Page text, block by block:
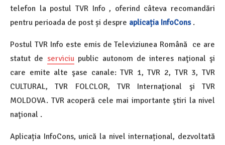
telefon la postul TVR Info , oferind câteva recomandări
pentru perioada de post și despre aplicația InfoCons.
Postul TVR Info este emis de Televiziunea Română ce are
statut de serviciupublic autonom de interes naţional şi
care emite alte şase canale: TVR 1, TVR 2, TVR 3, TVR
CULTURAL, TVR FOLCLOR, TVR Internaţional şi TVR
MOLDOVA. TVR acoperă cele mai importante ştiri la nivel
naţional .
Aplicația InfoCons, unică la nivel internațional, dezvoltată